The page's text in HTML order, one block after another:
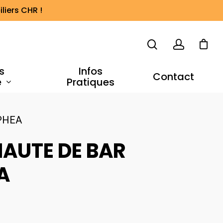
CHR !
Infos
Pratiques Contact
DE BAR